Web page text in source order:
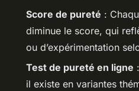
Score de pureté :
diminue le score, qui
ou d’expérimentation
Test de pureté en ligne
il existe en variantes